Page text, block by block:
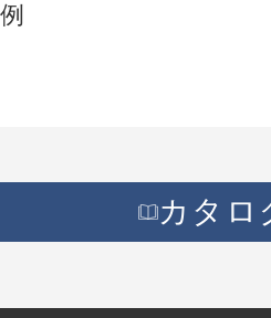
例
カタロ